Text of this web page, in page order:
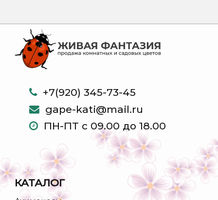
+7(920) 345-73-45
gape-kati@mail.ru
ПН-ПТ с 09.00 до 18.00
КАТАЛОГ